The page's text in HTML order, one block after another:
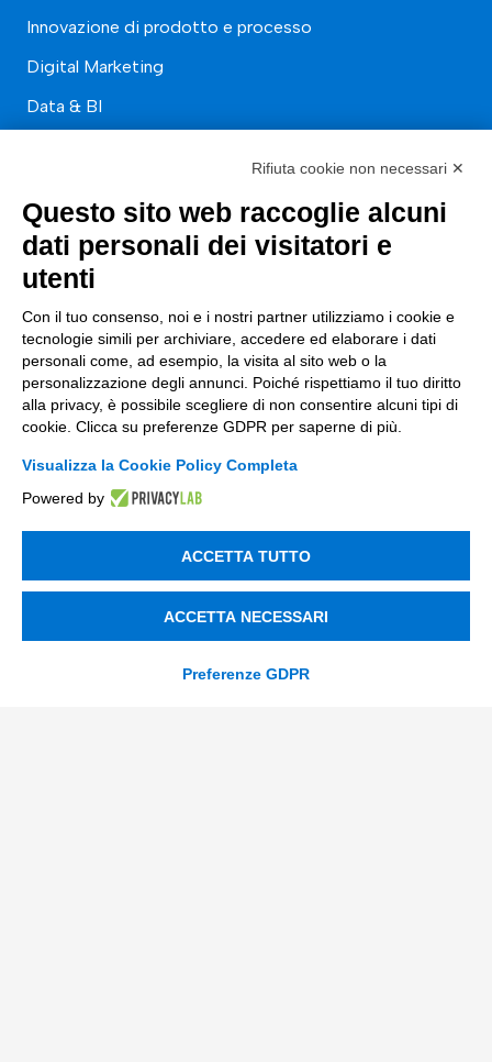
Innovazione di prodotto e processo
Digital Marketing
Data & BI
Soluzioni Digitali
Smart Factory
Supply Chain
Soluzioni Custom
Soluzioni AI
Contacts
info@tinextainnovationhub.com
+39 0522 733711
Sede Legale: Corso Mazzini, 11 42015 Correggio (RE)
Rifiuta cookie non necessari ✕
Questo sito web raccoglie alcuni
dati personali dei visitatori e
utenti
Con il tuo consenso, noi e i nostri partner utilizziamo i cookie e
tecnologie simili per archiviare, accedere ed elaborare i dati
personali come, ad esempio, la visita al sito web o la
personalizzazione degli annunci. Poiché rispettiamo il tuo diritto
alla privacy, è possibile scegliere di non consentire alcuni tipi di
cookie. Clicca su preferenze GDPR per saperne di più.
Visualizza la Cookie Policy Completa
Powered by
ACCETTA TUTTO
ACCETTA NECESSARI
Preferenze GDPR